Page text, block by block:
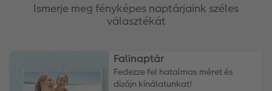
Ismerje meg fényképes naptárjaink széles
választékát
Falinaptár
Fedezze fel hatalmas méret és
dizájn kínálatunkat!